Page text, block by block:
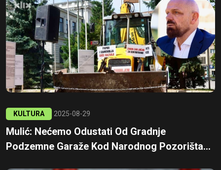
KULTURA 2025-08-29
Mulić: Nećemo Odustati Od Gradnje
Podzemne Garaže Kod Narodnog Pozorišta...